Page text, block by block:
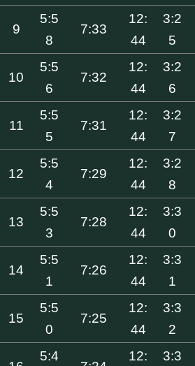
9
5:5
8
7:33
12:
44
3:2
5
10
5:5
6
7:32
12:
44
3:2
6
11
5:5
5
7:31
12:
44
3:2
7
12
5:5
4
7:29
12:
44
3:2
8
13
5:5
3
7:28
12:
44
3:3
0
14
5:5
1
7:26
12:
44
3:3
1
15
5:5
0
7:25
12:
44
3:3
2
5:4 12: 3:3